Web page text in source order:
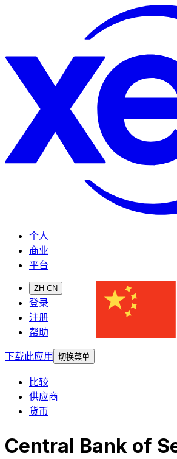
个人
商业
平台
ZH-CN
登录
注册
帮助
下载此应用
切换菜单
比较
供应商
货币
Central Bank of